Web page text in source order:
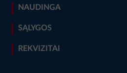
NAUDINGA
SĄLYGOS
REKVIZITAI